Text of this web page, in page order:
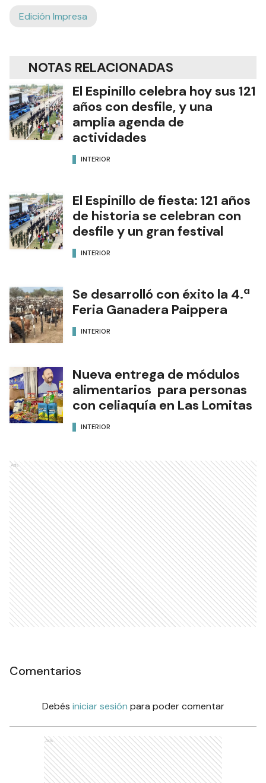
Edición Impresa
NOTAS RELACIONADAS
El Espinillo celebra hoy sus 121
años con desfile, y una
amplia agenda de
actividades
INTERIOR
El Espinillo de fiesta: 121 años
de historia se celebran con
desfile y un gran festival
INTERIOR
Se desarrolló con éxito la 4.ª
Feria Ganadera Paippera
INTERIOR
Nueva entrega de módulos
alimentarios para personas
con celiaquía en Las Lomitas
INTERIOR
Ads
Comentarios
Debés iniciar sesión para poder comentar
Ads